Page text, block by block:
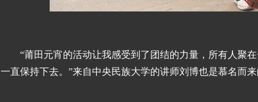
“莆田元宵的活动让我感受到了团结的力量，所有人聚
一直保持下去。”来自中央民族大学的讲师刘博也是慕名而